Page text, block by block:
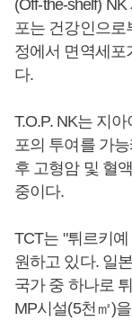
(Off-the-shelf)
포는 건강인으로
정에서 면역세포
다.
T.O.P. NK는 지
포의 투여를 가
후 고형암 및 혈
중이다.
TCT는 "튀르키
원하고 있다. 일
국가 중 하나로
MP시설(5천㎡)